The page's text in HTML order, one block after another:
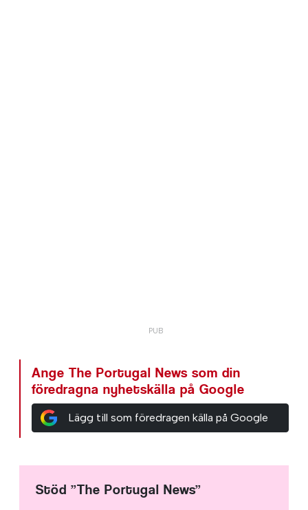
Ange The Portugal News som din
föredragna nyhetskälla på Google
Lägg till som föredragen källa på Google
Stöd ”The Portugal News”